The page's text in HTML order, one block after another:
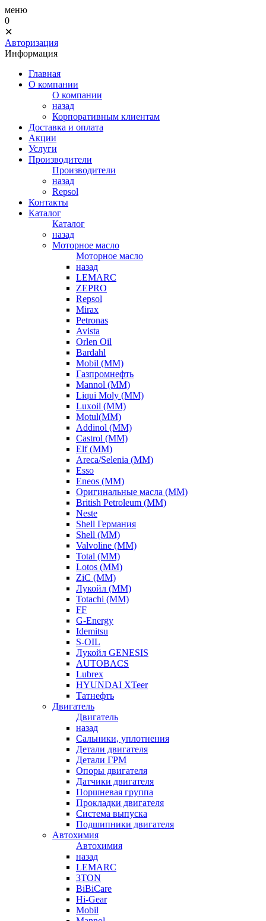
меню
0
✕
Авторизация
Информация
Главная
О компании
О компании
назад
Корпоративным клиентам
Доставка и оплата
Акции
Услуги
Производители
Производители
назад
Repsol
Контакты
Каталог
Каталог
назад
Моторное масло
Моторное масло
назад
LEMARC
ZEPRO
Repsol
Mirax
Petronas
Avista
Orlen Oil
Bardahl
Mobil (ММ)
Газпромнефть
Mannol (ММ)
Liqui Moly (ММ)
Luxoil (ММ)
Motul(ММ)
Addinol (ММ)
Castrol (ММ)
Elf (ММ)
Areca/Selenia (ММ)
Esso
Eneos (ММ)
Оригинальные масла (ММ)
British Petroleum (ММ)
Neste
Shell Германия
Shell (ММ)
Valvoline (ММ)
Total (ММ)
Lotos (ММ)
ZiC (ММ)
Лукойл (ММ)
Totachi (MM)
FF
G-Energy
Idemitsu
S-OIL
Лукойл GENESIS
AUTOBACS
Lubrex
HYUNDAI XTeer
Татнефть
Двигатель
Двигатель
назад
Сальники, уплотнения
Детали двигателя
Детали ГРМ
Опоры двигателя
Датчики двигателя
Поршневая группа
Прокладки двигателя
Система выпуска
Подшипники двигателя
Автохимия
Автохимия
назад
LEMARC
3TON
BiBiCare
Hi-Gear
Mobil